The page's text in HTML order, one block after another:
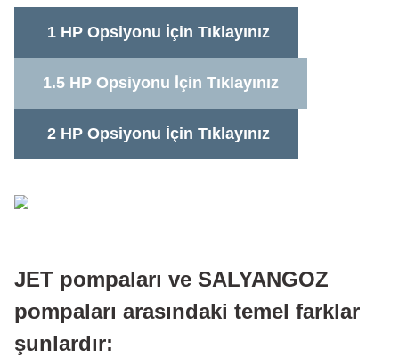
1 HP Opsiyonu İçin Tıklayınız
1.5 HP Opsiyonu İçin Tıklayınız
2 HP Opsiyonu İçin Tıklayınız
JET pompaları ve SALYANGOZ
pompaları arasındaki temel farklar
şunlardır: